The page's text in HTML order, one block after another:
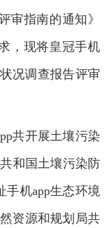
审指南的通知》
，现将皇冠手机
况调查报告评审
共开展土壤污染
和国土壤污染防
手机app生态环境
资源和规划局共